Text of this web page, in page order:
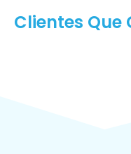
Clientes Que